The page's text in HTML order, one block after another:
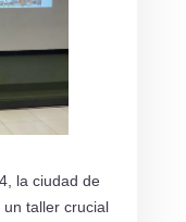
la ciudad de
taller crucial